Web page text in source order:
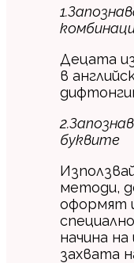
Децата
в
буквите
методи,
оформят
начина
захвата